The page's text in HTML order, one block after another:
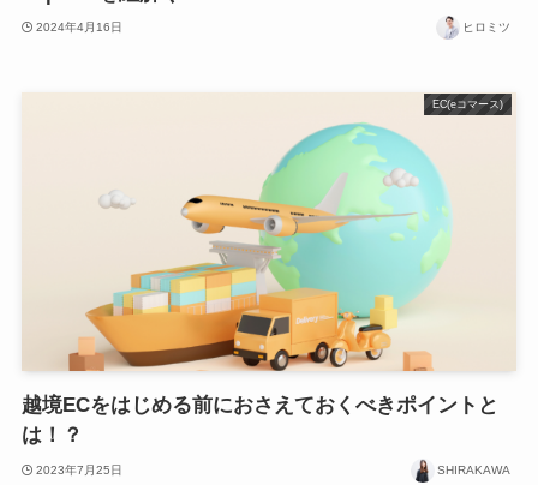
2024年4月16日 ヒロミツ
EC(eコマース)
越境ECをはじめる前におさえておくべきポイントと
は！？
2023年7月25日 SHIRAKAWA